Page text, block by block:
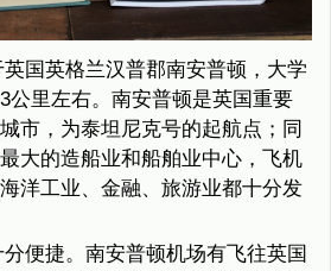
国英格兰汉普郡南安普顿，大学
公里左右。南安普顿是英国重要
市，为泰坦尼克号的起航点；同
大的造船业和船舶业中心，飞机
洋工业、金融、旅游业都十分发
便捷。南安普顿机场有飞往英国